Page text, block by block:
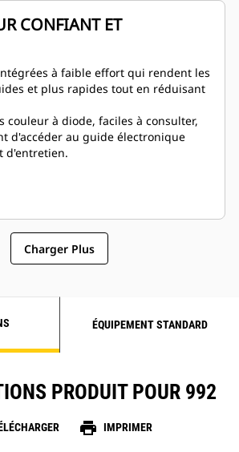
ainsi que renforts pneumatiques
et le dossier.
CONFIANT ET
à faible effort qui rendent les
et plus rapides tout en réduisant
couleur à diode, faciles à consulter,
d'accéder au guide électronique
d'entretien.
fournissant un retour d'information
les techniques d'exploitation
Autodig qui augmentent
l'usure des pneus en
la surcharge de la charge utile, qui
utiles importantes de remplir
totalité.
Charger Plus
ÉQUIPEMENT STANDARD
PRODUIT POUR 992
print IMPRIMER